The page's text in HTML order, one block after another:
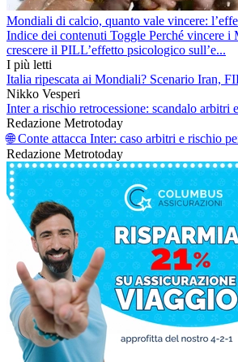
Mondiali di calcio, quanto vale vincere:
Indice dei contenuti Toggle Perché vincere i
crescere il PILL’effetto psicologico sull’e...
I più letti
Italia ripescata ai Mondiali? Scenario Iran,
Nikko Vesperi
Inter a rischio retrocessione: scandalo arbitri
Redazione Metrotoday
🌐 Conte attacca Inter: caso arbitri e rischio
Redazione Metrotoday